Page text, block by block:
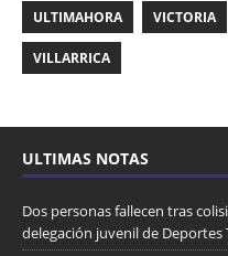
ULTIMAHORA VICTORIA
VILLARRICA
ULTIMAS NOTAS
Dos personas fallecen tras
delegación juvenil de Deportes